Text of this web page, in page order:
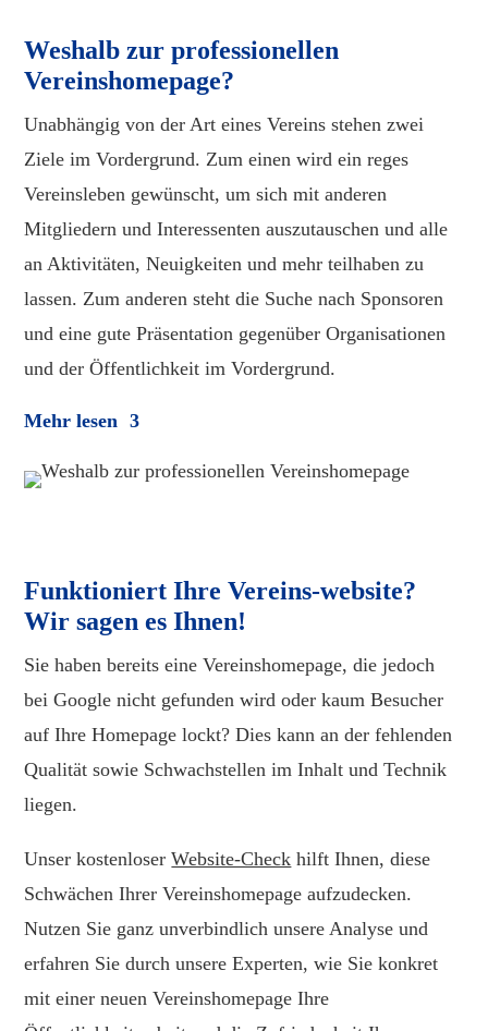
Weshalb zur professionellen
Vereinshomepage?
Unabhängig von der Art eines Vereins stehen zwei
Ziele im Vordergrund. Zum einen wird ein reges
Vereinsleben gewünscht, um sich mit anderen
Mitgliedern und Interessenten auszutauschen und alle
an Aktivitäten, Neuigkeiten und mehr teilhaben zu
lassen. Zum anderen steht die Suche nach Sponsoren
und eine gute Präsentation gegenüber Organisationen
und der Öffentlichkeit im Vordergrund.
Mehr lesen
Funktioniert Ihre Vereins-website?
Wir sagen es Ihnen!
Sie haben bereits eine Vereinshomepage, die jedoch
bei Google nicht gefunden wird oder kaum Besucher
auf Ihre Homepage lockt? Dies kann an der fehlenden
Qualität sowie Schwachstellen im Inhalt und Technik
liegen.
Unser kostenloserWebsite-Check hilft Ihnen, diese
Schwächen Ihrer Vereinshomepage aufzudecken.
Nutzen Sie ganz unverbindlich unsere Analyse und
erfahren Sie durch unsere Experten, wie Sie konkret
mit einer neuen Vereinshomepage Ihre